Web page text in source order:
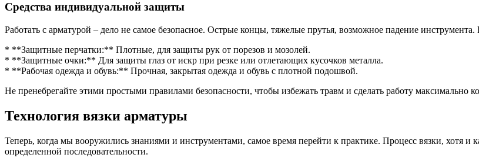
Средства индивидуальной защиты
Работать с арматурой – дело не самое безопасное. Острые концы, тяжелые прутья, возможное падение инструмента.
* **Защитные перчатки:** Плотные, для защиты рук от порезов и мозолей.
* **Защитные очки:** Для защиты глаз от искр при резке или отлетающих кусочков металла.
* **Рабочая одежда и обувь:** Прочная, закрытая одежда и обувь с плотной подошвой.
Не пренебрегайте этими простыми правилами безопасности, чтобы избежать травм и сделать работу максимально
Технология вязки арматуры
Теперь, когда мы вооружились знаниями и инструментами, самое время перейти к практике. Процесс вязки, хотя и
определенной последовательности.